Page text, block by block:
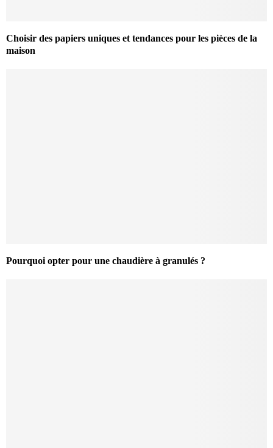
Choisir des papiers uniques et tendances pour les pièces de la
maison
Pourquoi opter pour une chaudière à granulés ?